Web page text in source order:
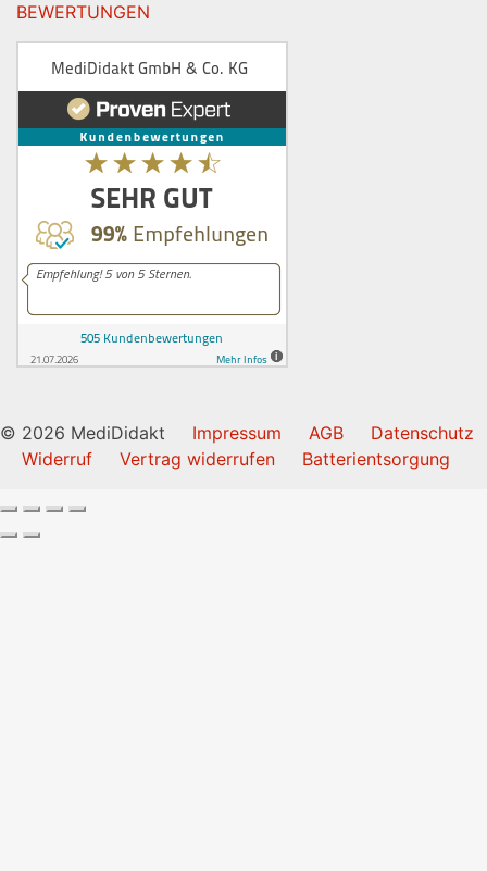
BEWERTUNGEN
© 2026 MediDidakt Impressum AGB
Datenschutz
Widerruf
Vertrag widerrufen Batterientsorgung